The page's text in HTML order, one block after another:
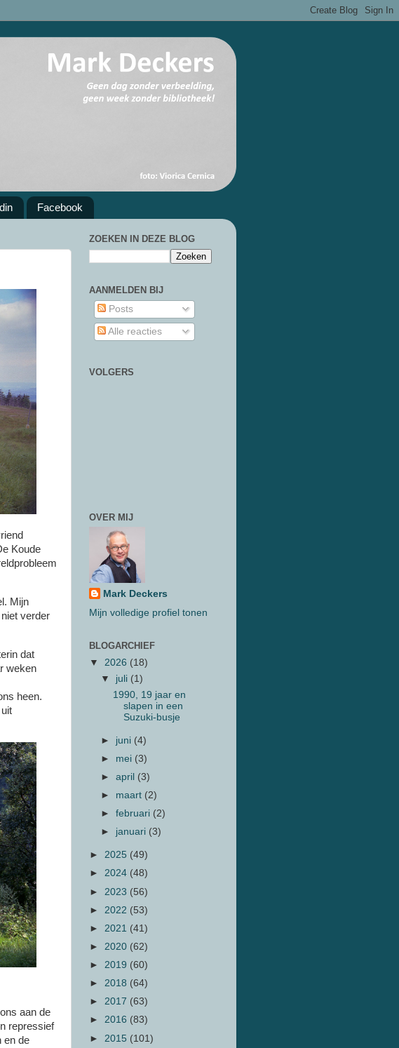
Facebook
Koude
Mijn
verder
dat
weken
heen.
aan de
repressief
en de
ZOEKEN IN DEZE BLOG
AANMELDEN BIJ
Posts
Alle reacties
VOLGERS
OVER MIJ
Mark Deckers
Mijn volledige profiel tonen
BLOGARCHIEF
▼ 2026 (18)
▼ juli (1)
1990, 19 jaar en
slapen in een
Suzuki-busje
► juni (4)
► mei (3)
►april (3)
► maart (2)
►februari (2)
► januari (3)
► 2025 (49)
► 2024 (48)
► 2023 (56)
► 2022 (53)
► 2021 (41)
► 2020 (62)
► 2019 (60)
► 2018 (64)
► 2017 (63)
► 2016 (83)
► 2015 (101)